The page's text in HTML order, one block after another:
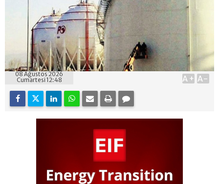
08 Ağustos 2026
Cumartesi 12:48
A+ A-